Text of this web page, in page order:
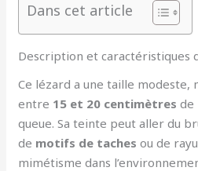
Dans cet article
Description et caractéristiques
Ce lézard a une taille
entre 15 et 20 centimètres de
queue. Sa teinte peut aller du
de motifs de taches ou de
mimétisme dans